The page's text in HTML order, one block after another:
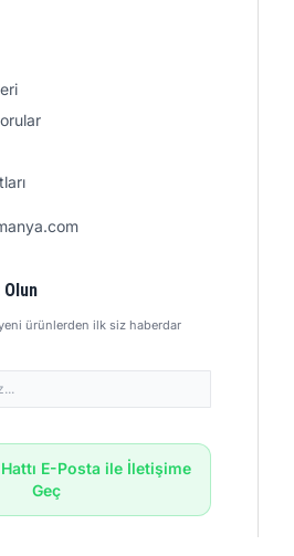
Olun
ürünlerden ilk siz haberdar
E-Posta ile İletişime
Geç